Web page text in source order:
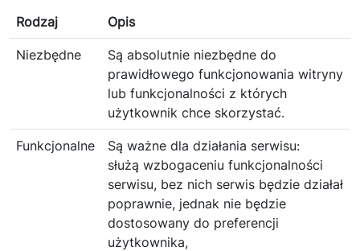
Rodzaj Opis
Niezbędne
Są absolutnie niezbędne do
prawidłowego funkcjonowania witryny
lub funkcjonalności z których
użytkownik chce skorzystać.
Funkcjonalne
Są ważne dla działania serwisu:
służą wzbogaceniu funkcjonalności
serwisu, bez nich serwis będzie działał
poprawnie, jednak nie będzie
dostosowany do preferencji
użytkownika,